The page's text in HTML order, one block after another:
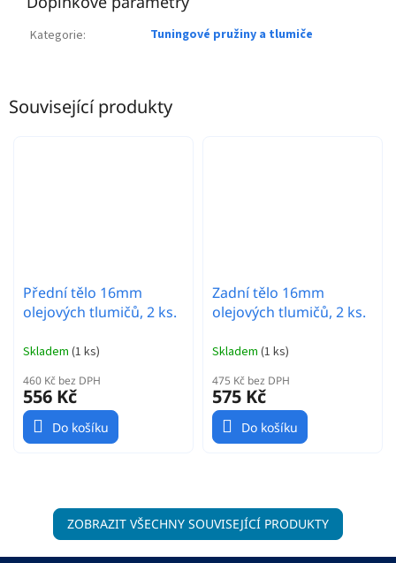
Související produkty
Přední tělo 16mm
olejových tlumičů, 2 ks.
Skladem (1 ks)
460 Kč bez DPH
556 Kč
Do košíku
Zadní tělo 16mm
olejových tlumičů, 2 ks.
Skladem (1 ks)
475 Kč bez DPH
575 Kč
Do košíku
ZOBRAZIT VŠECHNY SOUVISEJÍCÍ PRODUKTY
Kategorie: Tuningové pružiny a tlumiče